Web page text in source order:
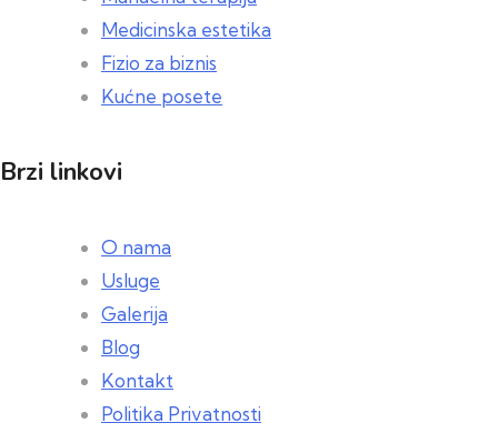
Medicinska estetika
Fizio za biznis
Kućne posete
Brzi linkovi
O nama
Usluge
Galerija
Blog
Kontakt
Politika Privatnosti